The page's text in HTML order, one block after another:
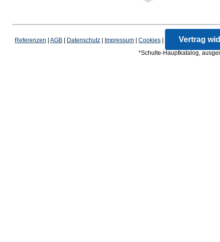
Referenzen AGB Datenschutz Impressum Cookies Vertrag
*Schulte-Hauptkatalog,